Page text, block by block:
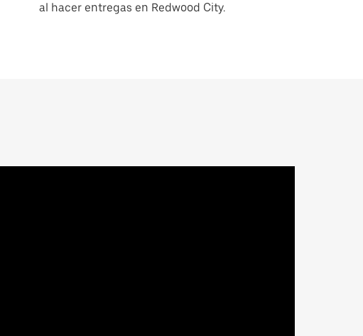
al hacer entregas en Redwood City.